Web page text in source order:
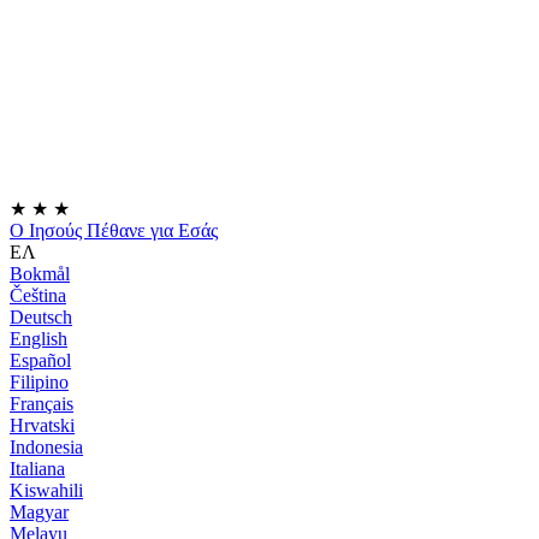
★ ★ ★
Ο Ιησούς Πέθανε για Εσάς
ΕΛ
Bokmål
Čeština
Deutsch
English
Español
Filipino
Français
Hrvatski
Indonesia
Italiana
Kiswahili
Magyar
Melayu